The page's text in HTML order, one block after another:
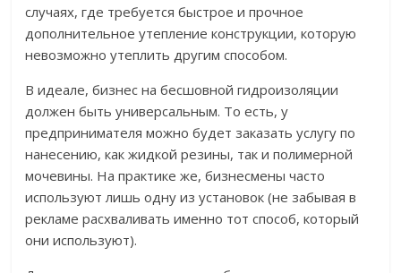
случаях, где требуется быстрое и прочное
дополнительное утепление конструкции, которую
невозможно утеплить другим способом.
В идеале, бизнес на бесшовной гидроизоляции
должен быть универсальным. То есть, у
предпринимателя можно будет заказать услугу по
нанесению, как жидкой резины, так и полимерной
мочевины. На практике же, бизнесмены часто
используют лишь одну из установок (не забывая в
рекламе расхваливать именно тот способ, который
они используют).